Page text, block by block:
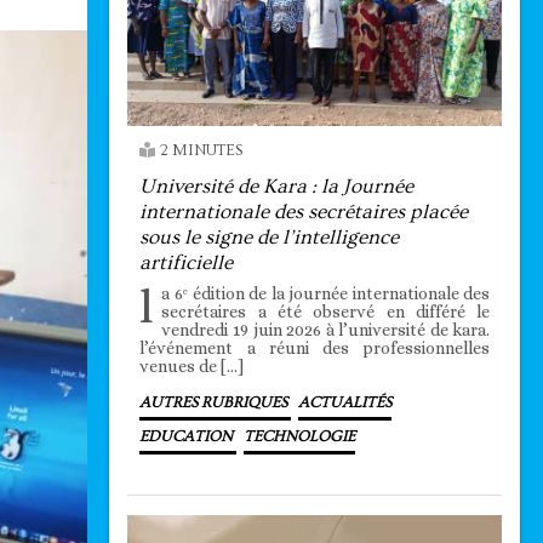
2 MINUTES
Université de Kara : la Journée
internationale des secrétaires placée
sous le signe de l’intelligence
artificielle
l a 6ᵉ édition de la journée internationale des
secrétaires a été observé en différé le
vendredi 19 juin 2026 à l’université de kara.
l’événement a réuni des professionnelles
venues de […]
AUTRES RUBRIQUES ACTUALITÉS
EDUCATION TECHNOLOGIE